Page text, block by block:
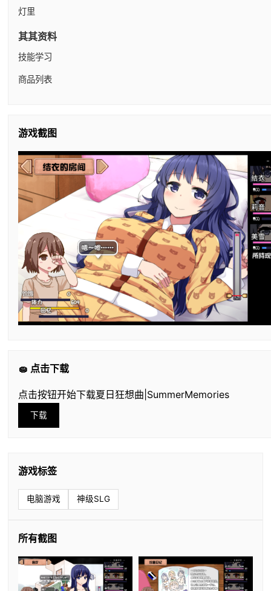
灯里
其其资料
技能学习
商品列表
游戏截图
🧽 点击下载
点击按钮开始下载夏日狂想曲|SummerMemories
下载
游戏标签
电脑游戏 神级SLG
所有截图